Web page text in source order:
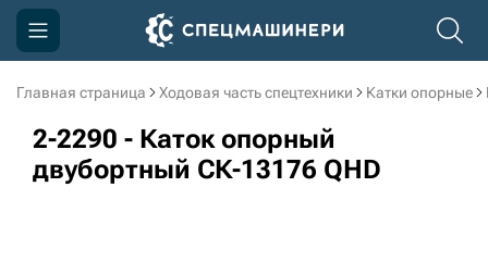
Главная страница Ходовая часть спецтехники Катки опорные
2-2290 - Каток опорный
двубортный СК-13176 QHD
Компания
Акции